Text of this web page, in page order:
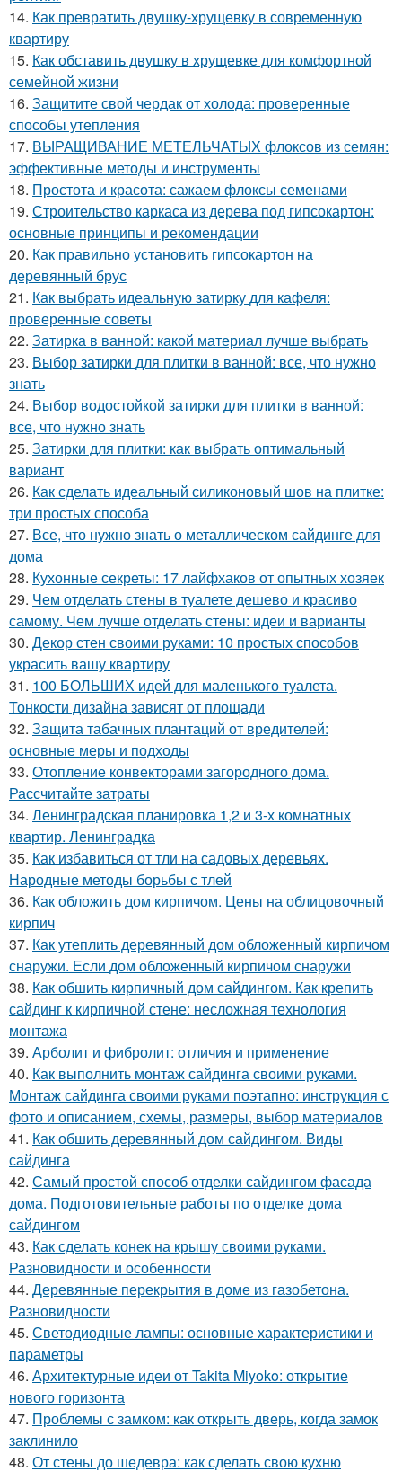
14. Как превратить двушку-хрущевку в современную
квартиру
15. Как обставить двушку в хрущевке для комфортной
семейной жизни
16. Защитите свой чердак от холода: проверенные
способы утепления
17. ВЫРАЩИВАНИЕ МЕТЕЛЬЧАТЫХ флоксов из семян:
эффективные методы и инструменты
18. Простота и красота: сажаем флоксы семенами
19. Строительство каркаса из дерева под гипсокартон:
основные принципы и рекомендации
20. Как правильно установить гипсокартон на
деревянный брус
21. Как выбрать идеальную затирку для кафеля:
проверенные советы
22. Затирка в ванной: какой материал лучше выбрать
23. Выбор затирки для плитки в ванной: все, что нужно
знать
24. Выбор водостойкой затирки для плитки в ванной:
все, что нужно знать
25. Затирки для плитки: как выбрать оптимальный
вариант
26. Как сделать идеальный силиконовый шов на плитке:
три простых способа
27. Все, что нужно знать о металлическом сайдинге для
дома
28. Кухонные секреты: 17 лайфхаков от опытных хозяек
29. Чем отделать стены в туалете дешево и красиво
самому. Чем лучше отделать стены: идеи и варианты
30. Декор стен своими руками: 10 простых способов
украсить вашу квартиру
31. 100 БОЛЬШИХ идей для маленького туалета.
Тонкости дизайна зависят от площади
32. Защита табачных плантаций от вредителей:
основные меры и подходы
33. Отопление конвекторами загородного дома.
Рассчитайте затраты
34. Ленинградская планировка 1,2 и 3-х комнатных
квартир. Ленинградка
35. Как избавиться от тли на садовых деревьях.
Народные методы борьбы с тлей
36. Как обложить дом кирпичом. Цены на облицовочный
кирпич
37. Как утеплить деревянный дом обложенный кирпичом
снаружи. Если дом обложенный кирпичом снаружи
38. Как обшить кирпичный дом сайдингом. Как крепить
сайдинг к кирпичной стене: несложная технология
монтажа
39. Арболит и фибролит: отличия и применение
40. Как выполнить монтаж сайдинга своими руками.
Монтаж сайдинга своими руками поэтапно: инструкция с
фото и описанием, схемы, размеры, выбор материалов
41. Как обшить деревянный дом сайдингом. Виды
сайдинга
42. Самый простой способ отделки сайдингом фасада
дома. Подготовительные работы по отделке дома
сайдингом
43. Как сделать конек на крышу своими руками.
Разновидности и особенности
44. Деревянные перекрытия в доме из газобетона.
Разновидности
45. Светодиодные лампы: основные характеристики и
параметры
46. Архитектурные идеи от Takita Miyoko: открытие
нового горизонта
47. Проблемы с замком: как открыть дверь, когда замок
заклинило
48. От стены до шедевра: как сделать свою кухню